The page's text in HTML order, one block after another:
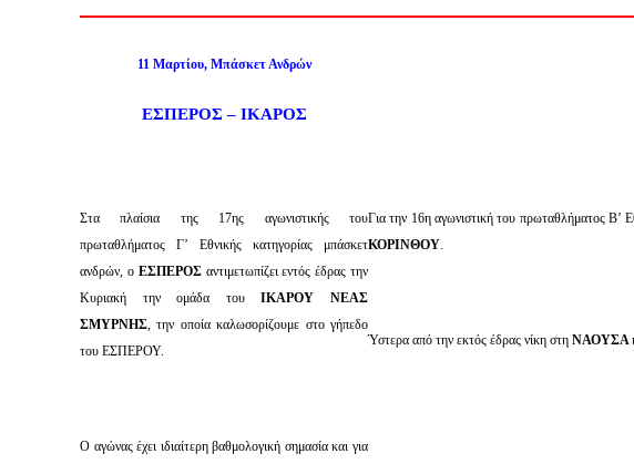
11 Μαρτίου, Μπάσκετ Ανδρών
ΕΣΠΕΡΟΣ – ΙΚΑΡΟΣ
Στα πλαίσια της 17ης αγωνιστικής του
πρωταθλήματος Γ’ Εθνικής κατηγορίας μπάσκετ
ανδρών, ο ΕΣΠΕΡΟΣαντιμετωπίζει εντός έδρας την
Κυριακή την ομάδα τουΙΚΑΡΟΥ ΝΕΑΣ
ΣΜΥΡΝΗΣ, την οποία καλωσορίζουμε στο γήπεδο
του ΕΣΠΕΡΟΥ.
Ο αγώνας έχει ιδιαίτερη βαθμολογική σημασία και για
Για την 16η αγωνιστική του πρωταθλήματος Β’
ΚΟΡΙΝΘΟΥ.
Ύστερα από την εκτός έδρας νίκη στη ΝΑΟΥΣΑ